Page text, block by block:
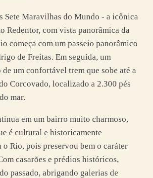
Sete Maravilhas do Mundo - a icônica
Redentor, com vista panorâmica da
começa com um passeio panorâmico
de Freitas. Em seguida, um
de um confortável trem que sobe até a
Corcovado, localizado a 2.300 pés
mar.
em um bairro muito charmoso,
é cultural e historicamente
o Rio, pois preservou bem o caráter
casarões e prédios históricos,
passado, abrigando galerias de